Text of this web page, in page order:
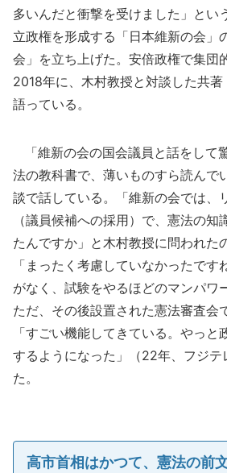
多いんだと衝撃を受けました」とい
立政権を形成する「日本維新の会」
会」を立ち上げた。安倍政権で集団
2018年に、木村教授と対談した共著
語っている。
「維新の会の国会議員と話をして
法の教科書で、薄いものすら読んで
談で話している。「維新の会では、
（議員候補への採用）で、憲法の知
たんですか」と木村教授に問われた
「まったく考慮していなかったで
がなく、試験をやるほどのマンパワ
ただ、その後設置された憲法審査会
「すごい機能してきている。やっと
するようになった」（22年、フジテ
た。
高市首相はかつて、憲法の前